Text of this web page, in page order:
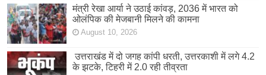
मंत्री रेखा आर्या ने उठाई कांवड़, 2036 में भारत को
ओलंपिक की मेजबानी मिलने की कामना
August 10, 2026
उत्तराखंड में दो जगह कांपी धरती, उत्तरकाशी में लगे 4.2
के झटके, टिहरी में 2.0 रही तीव्रता